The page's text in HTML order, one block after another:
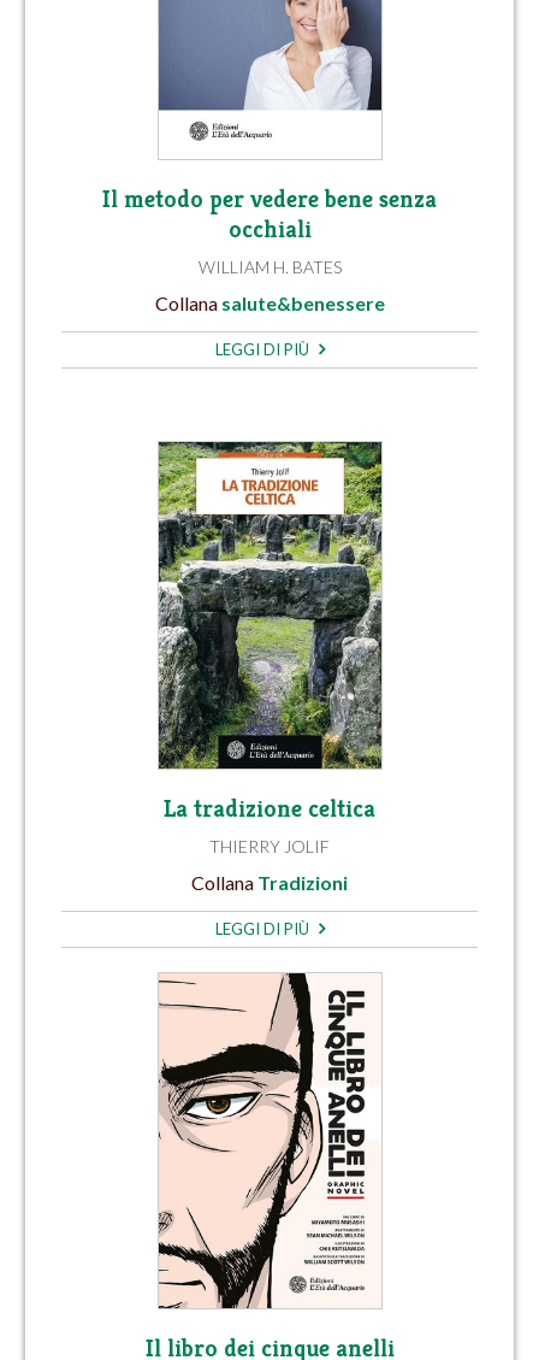
Il metodo per vedere bene senza
occhiali
WILLIAM H. BATES
Collana salute&benessere
LEGGI DI PIÙ
La tradizione celtica
THIERRY JOLIF
Collana Tradizioni
LEGGI DI PIÙ
Il libro dei cinque anelli